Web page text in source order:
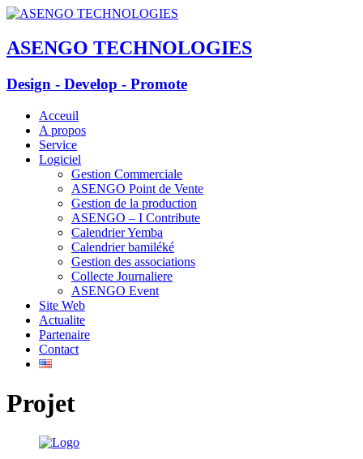
ASENGO TECHNOLOGIES
Design - Develop - Promote
Acceuil
A propos
Service
Logiciel
Gestion Commerciale
ASENGO Point de Vente
Gestion de la production
ASENGO – I Contribute
Calendrier Yemba
Calendrier bamiléké
Gestion des associations
Collecte Journaliere
ASENGO Event
Site Web
Actualite
Partenaire
Contact
Projet